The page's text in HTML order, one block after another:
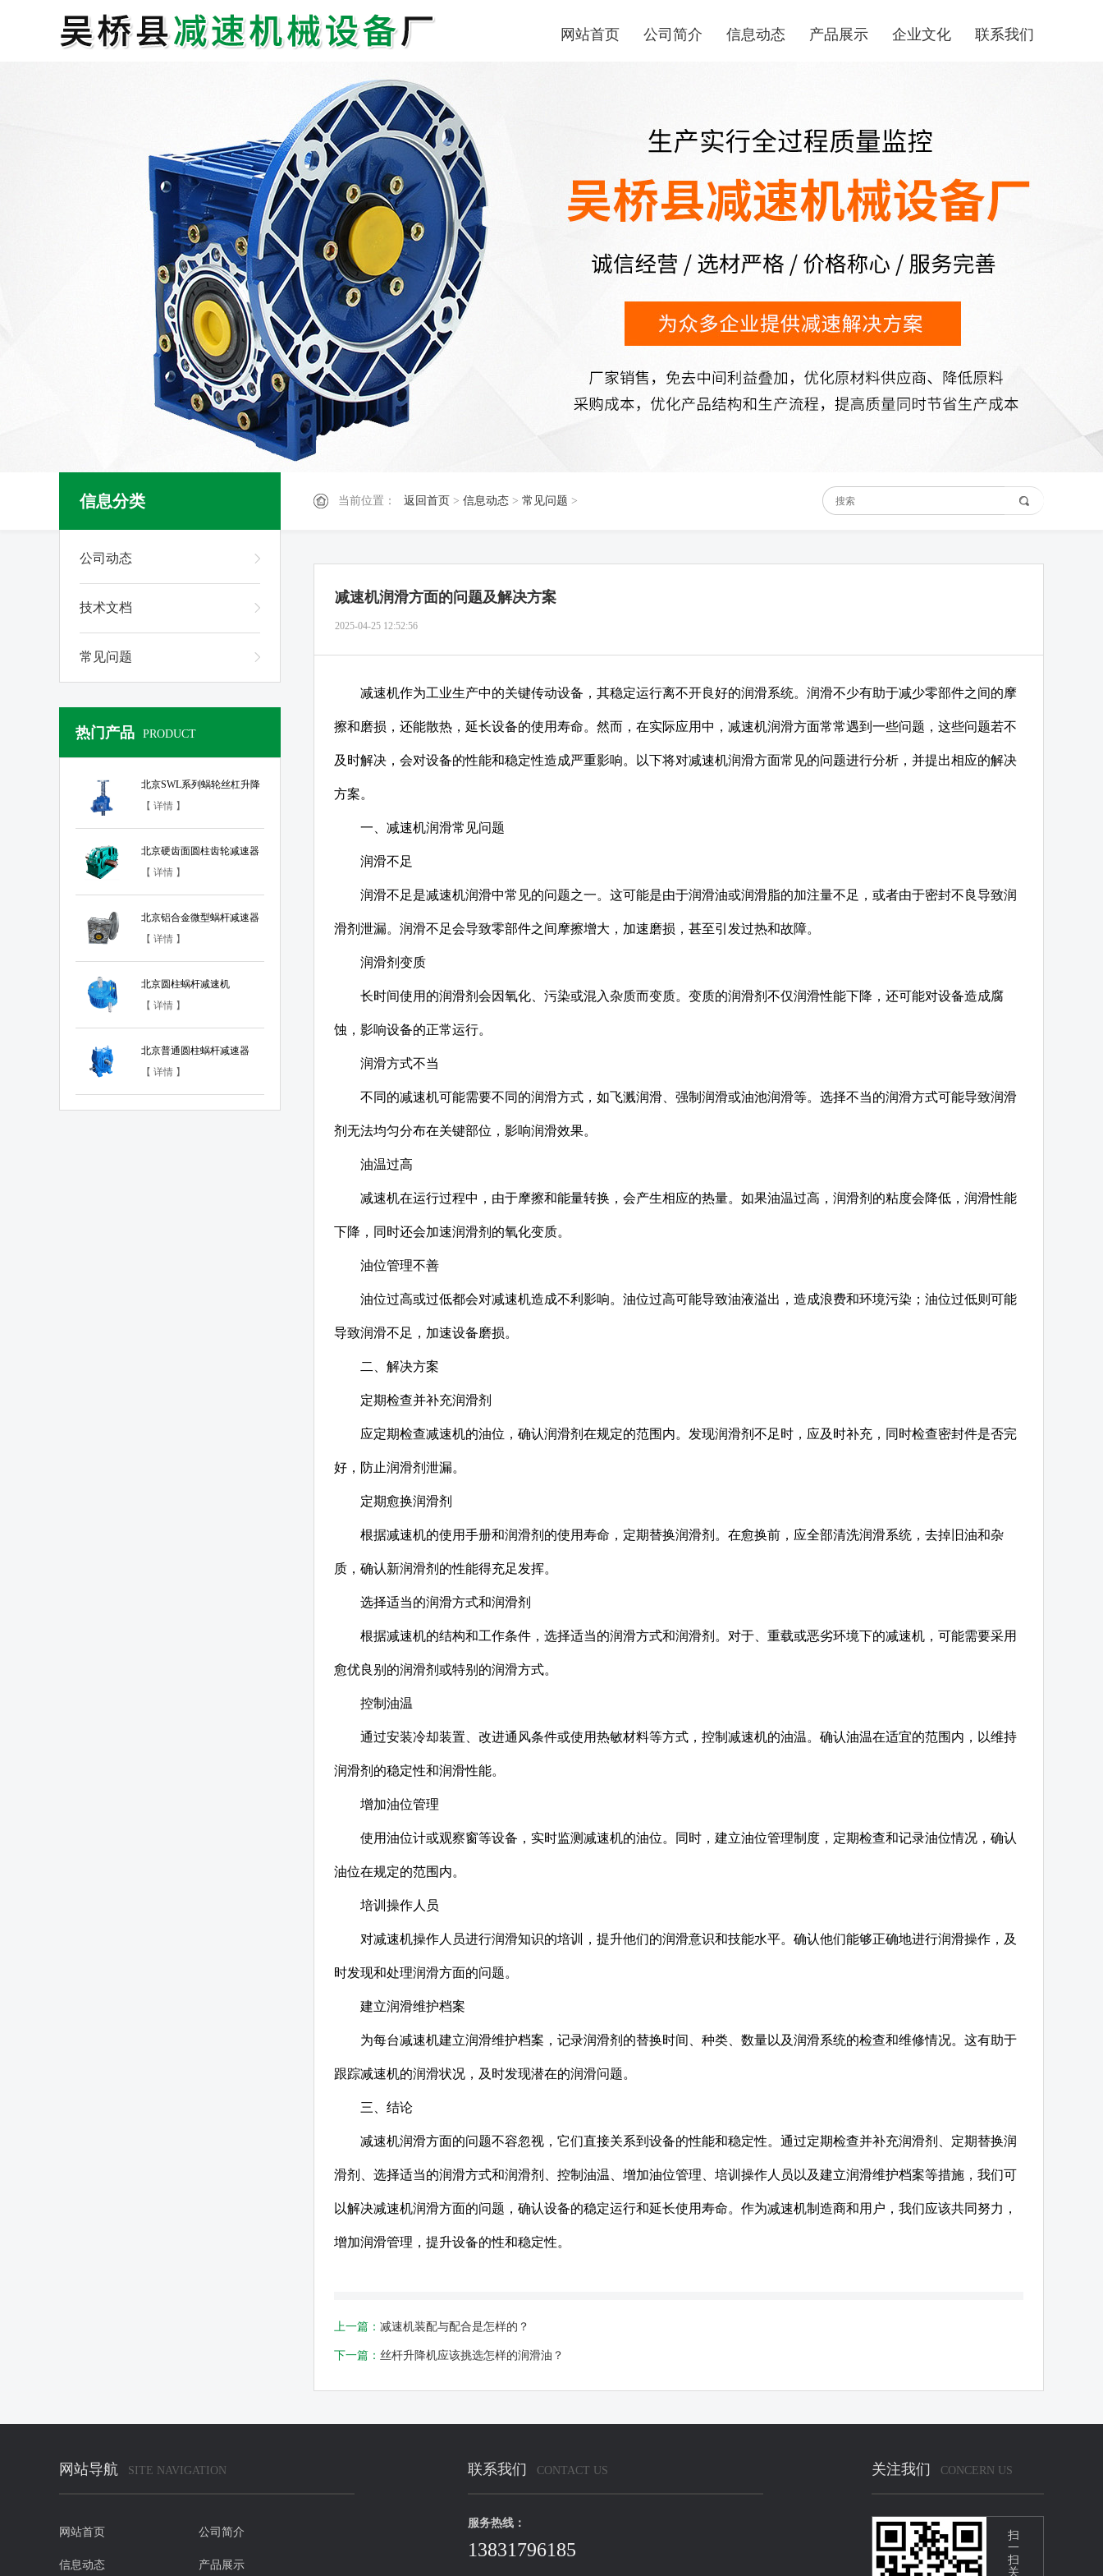
网站首页 公司简介 信息动态 产品展示 企业文化 联系我们
当前位置： 返回首页 > 信息动态 > 常见问题 >
信息分类
公司动态
技术文档
常见问题
热门产品 PRODUCT
北京SWL系列蜗轮丝杠升降
机【 详情 】
北京硬齿面圆柱齿轮减速器
【 详情 】
北京铝合金微型蜗杆减速器
【 详情 】
北京圆柱蜗杆减速机
【 详情 】
北京普通圆柱蜗杆减速器
【 详情 】
减速机润滑方面的问题及解决方案
2025-04-25 12:52:56
减速机作为工业生产中的关键传动设备，其稳定运行离不开良好的润滑系统。润滑不少有助于减少零部件之间的摩
擦和磨损，还能散热，延长设备的使用寿命。然而，在实际应用中，减速机润滑方面常常遇到一些问题，这些问题若不
及时解决，会对设备的性能和稳定性造成严重影响。以下将对减速机润滑方面常见的问题进行分析，并提出相应的解决
方案。
一、减速机润滑常见问题
润滑不足
润滑不足是减速机润滑中常见的问题之一。这可能是由于润滑油或润滑脂的加注量不足，或者由于密封不良导致润
滑剂泄漏。润滑不足会导致零部件之间摩擦增大，加速磨损，甚至引发过热和故障。
润滑剂变质
长时间使用的润滑剂会因氧化、污染或混入杂质而变质。变质的润滑剂不仅润滑性能下降，还可能对设备造成腐
蚀，影响设备的正常运行。
润滑方式不当
不同的减速机可能需要不同的润滑方式，如飞溅润滑、强制润滑或油池润滑等。选择不当的润滑方式可能导致润滑
剂无法均匀分布在关键部位，影响润滑效果。
油温过高
减速机在运行过程中，由于摩擦和能量转换，会产生相应的热量。如果油温过高，润滑剂的粘度会降低，润滑性能
下降，同时还会加速润滑剂的氧化变质。
油位管理不善
油位过高或过低都会对减速机造成不利影响。油位过高可能导致油液溢出，造成浪费和环境污染；油位过低则可能
导致润滑不足，加速设备磨损。
二、解决方案
定期检查并补充润滑剂
应定期检查减速机的油位，确认润滑剂在规定的范围内。发现润滑剂不足时，应及时补充，同时检查密封件是否完
好，防止润滑剂泄漏。
定期愈换润滑剂
根据减速机的使用手册和润滑剂的使用寿命，定期替换润滑剂。在愈换前，应全部清洗润滑系统，去掉旧油和杂
质，确认新润滑剂的性能得充足发挥。
选择适当的润滑方式和润滑剂
根据减速机的结构和工作条件，选择适当的润滑方式和润滑剂。对于、重载或恶劣环境下的减速机，可能需要采用
愈优良别的润滑剂或特别的润滑方式。
控制油温
通过安装冷却装置、改进通风条件或使用热敏材料等方式，控制减速机的油温。确认油温在适宜的范围内，以维持
润滑剂的稳定性和润滑性能。
增加油位管理
使用油位计或观察窗等设备，实时监测减速机的油位。同时，建立油位管理制度，定期检查和记录油位情况，确认
油位在规定的范围内。
培训操作人员
对减速机操作人员进行润滑知识的培训，提升他们的润滑意识和技能水平。确认他们能够正确地进行润滑操作，及
时发现和处理润滑方面的问题。
建立润滑维护档案
为每台减速机建立润滑维护档案，记录润滑剂的替换时间、种类、数量以及润滑系统的检查和维修情况。这有助于
跟踪减速机的润滑状况，及时发现潜在的润滑问题。
三、结论
减速机润滑方面的问题不容忽视，它们直接关系到设备的性能和稳定性。通过定期检查并补充润滑剂、定期替换润
滑剂、选择适当的润滑方式和润滑剂、控制油温、增加油位管理、培训操作人员以及建立润滑维护档案等措施，我们可
以解决减速机润滑方面的问题，确认设备的稳定运行和延长使用寿命。作为减速机制造商和用户，我们应该共同努力，
增加润滑管理，提升设备的性和稳定性。
上一篇： 减速机装配与配合是怎样的？
下一篇： 丝杆升降机应该挑选怎样的润滑油？
网站导航 SITE NAVIGATION
网站首页 公司简介
信息动态 产品展示
联系我们 CONTACT US
服务热线：
13831796185
关注我们 CONCERN US
扫
一
扫
关